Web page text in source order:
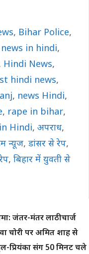
, Bihar Police,
in hindi,
Hindi News,
hindi news,
, news Hindi,
, rape in bihar,
Hindi, अपराध,
न्यूज, डांसर से रेप,
, बिहार में युवती से
जंतर-मंतर लाठीचार्ज
चोरी पर अमित शाह से
प्रियंका संग 50 मिनट चले